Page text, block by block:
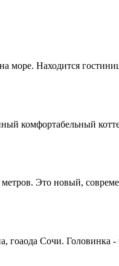
море. Находится
комфортабельный
Это новый,
Сочи. Головинка